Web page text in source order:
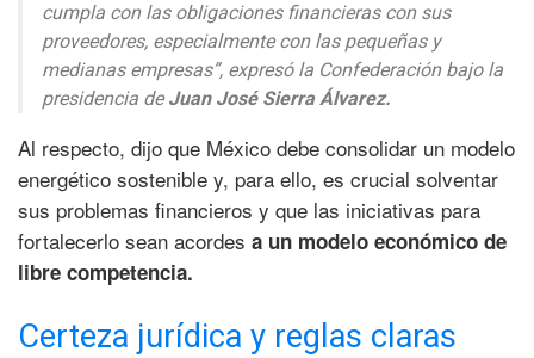
cumpla con las obligaciones financieras con sus
proveedores, especialmente con las pequeñas y
medianas empresas”, expresó la Confederación bajo la
presidencia deJuan José Sierra Álvarez.
Al respecto, dijo que México debe consolidar un modelo
energético sostenible y, para ello, es crucial solventar
sus problemas financieros y que las iniciativas para
fortalecerlo sean acordes a un modelo económico de
libre competencia.
Certeza jurídica y reglas claras